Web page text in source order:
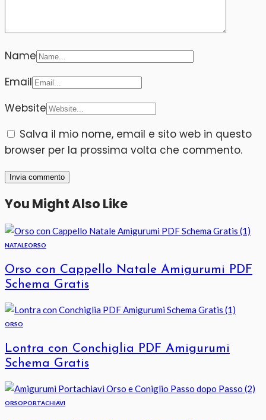
Name
Email
Website
Salva il mio nome, email e sito web in questo
browser per la prossima volta che commento.
You Might Also Like
NATALEORSO
Orso con Cappello Natale Amigurumi PDF
Schema Gratis
ORSO
Lontra con Conchiglia PDF Amigurumi
Schema Gratis
ORSOPORTACHIAVI